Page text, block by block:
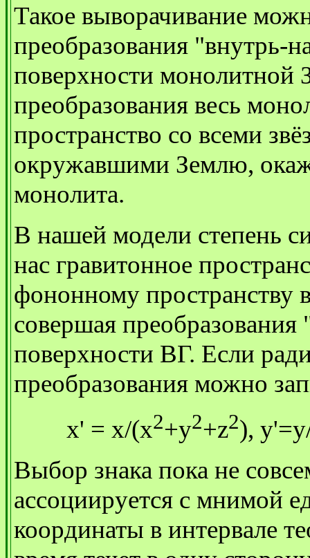
Такое выворачивание
преобразования "внутрь-
поверхности монолитной
преобразования весь
пространство со всеми
окружавшими Землю,
монолита.
В нашей модели степень
нас гравитонное
фононному пространству
совершая
поверхности ВГ. Если
преобразования можно
x' = x/(x2+y2+z2),
Выбор знака пока не
ассоциируется с мнимой
координаты в интервале